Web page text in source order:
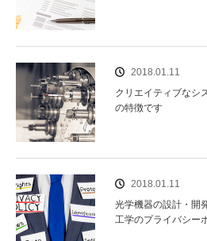
2018.01.11
クリエイティブなシ
の特徴です
2018.01.11
光学機器の設計・開
工学のプライバシー